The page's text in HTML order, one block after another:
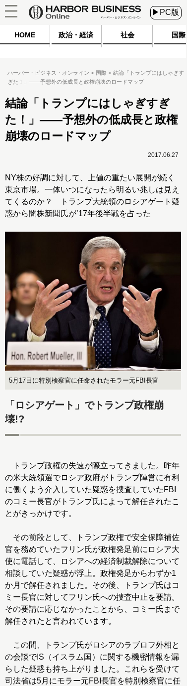
▶PC版
HOME 政治・経済 社会 国際
ハーバー・ビジネス・オンライン 国際
結論「トランプにはしゃぎす
ぎた！」――予想外の低成長と政権崩壊のロードマップ
結論「トランプにはしゃぎすぎ
た！」――予想外の低成長と政権
崩壊のロードマップ
2017.06.27
NY株の好調に対して、上値の重たい展開が続く
東京市場。一体いつになったら明るい兆しは見え
てくるのか？ トランプ大統領のロシアゲート疑
惑から闇株新聞氏が’17年後半戦を占った
5月17日に特別検察官に任命されたモラー元FBI長官
「ロシアゲート」でトランプ政権崩
壊!?
トランプ政権の失速が際立ってきました。昨年
の米大統領選でロシア政府がトランプ陣営に有利
に働くよう介入していた疑惑を捜査していたFBI
のコミー長官がトランプ氏によって解任されたこ
とがきっかけです。
その前段として、トランプ政権で安全保障補佐
官を務めていたフリン氏が政権発足前にロシア大
使に電話して、ロシアへの経済制裁解除について
相談していた疑惑が浮上。政権発足からわずか1
か月で解任されました。その後、トランプ氏はコ
ミー長官に対してフリン氏への捜査中止を要請。
その要請に応じなかったことから、コミー氏まで
解任されたと言われています。
この間、トランプ氏がロシアのラブロフ外相と
の会談でIS（イスラム国）に関する機密情報を漏
らした疑惑も持ち上がりました。これらを受けて
司法省は5月にモラー元FBI長官を特別検察官に任